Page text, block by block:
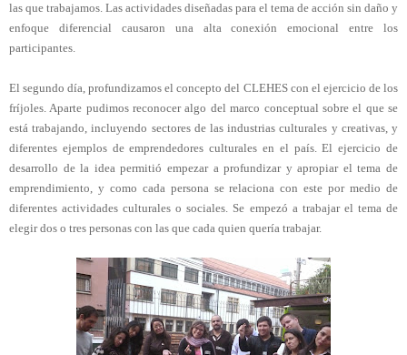
las que trabajamos. Las actividades diseñadas para el tema de acción sin daño y
enfoque diferencial causaron una alta conexión emocional entre los
participantes.
El segundo día, profundizamos el concepto del CLEHES con el ejercicio de los
fríjoles. Aparte pudimos reconocer algo del marco conceptual sobre el que se
está trabajando, incluyendo sectores de las industrias culturales y creativas, y
diferentes ejemplos de emprendedores culturales en el país. El ejercicio de
desarrollo de la idea permitió empezar a profundizar y apropiar el tema de
emprendimiento, y como cada persona se relaciona con este por medio de
diferentes actividades culturales o sociales. Se empezó a trabajar el tema de
elegir dos o tres personas con las que cada quien quería trabajar.